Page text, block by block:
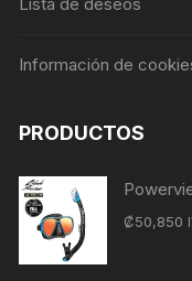
Información de
PRODUCTOS
₡50,850